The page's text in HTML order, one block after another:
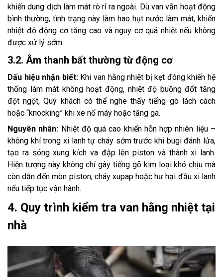
khiến dung dịch làm mát rò rỉ ra ngoài. Dù van vẫn hoạt động
bình thường, tình trạng này làm hao hụt nước làm mát, khiến
nhiệt độ động cơ tăng cao và nguy cơ quá nhiệt nếu không
được xử lý sớm.
3.2. Âm thanh bất thường từ động cơ
Dấu hiệu nhận biết:Khi van hằng nhiệt bị kẹt đóng khiến hệ
thống làm mát không hoạt động, nhiệt độ buồng đốt tăng
đột ngột, Quý khách có thể nghe thấy tiếng gõ lách cách
hoặc “knocking” khi xe nổ máy hoặc tăng ga.
Nguyên nhân: Nhiệt độ quá cao khiến hỗn hợp nhiên liệu –
không khí trong xi lanh tự cháy sớm trước khi bugi đánh lửa,
tạo ra sóng xung kích va đập lên piston và thành xi lanh.
Hiện tượng này không chỉ gây tiếng gõ kim loại khó chịu mà
còn dẫn đến mòn piston, cháy xupap hoặc hư hại đầu xi lanh
nếu tiếp tục vận hành.
4. Quy trình kiểm tra van hằng nhiệt tại
nhà